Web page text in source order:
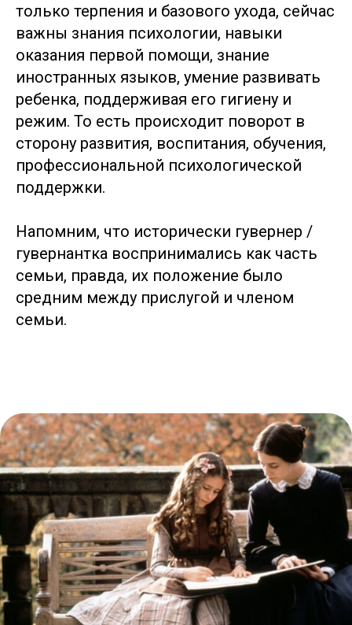
только терпения и базового ухода, сейчас
важны знания психологии, навыки
оказания первой помощи, знание
иностранных языков, умение развивать
ребенка, поддерживая его гигиену и
режим. То есть происходит поворот в
сторону развития, воспитания, обучения,
профессиональной психологической
поддержки.
Напомним, что исторически гувернер /
гувернантка воспринимались как часть
семьи, правда, их положение было
средним между прислугой и членом
семьи.